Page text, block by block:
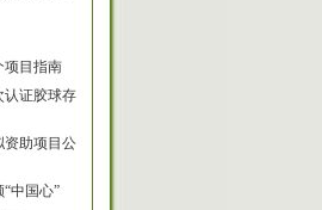
项目指南
认证胶球存
资助项目公
中国心”